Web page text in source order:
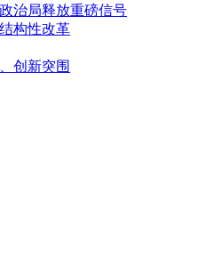
治局释放重磅信号
构性改革
创新突围